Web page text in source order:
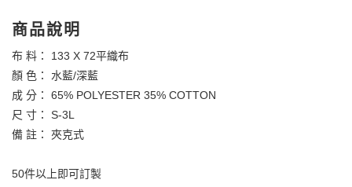
商品說明
布 料： 133 X 72平織布
顏 色： 水藍/深藍
成 分： 65% POLYESTER 35% COTTON
尺 寸： S-3L
備 註： 夾克式
50件以上即可訂製